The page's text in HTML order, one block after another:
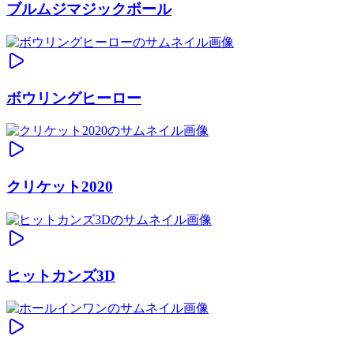
ブルムジマジックボール
ボウリングヒーロー
クリケット2020
ヒットカンズ3D